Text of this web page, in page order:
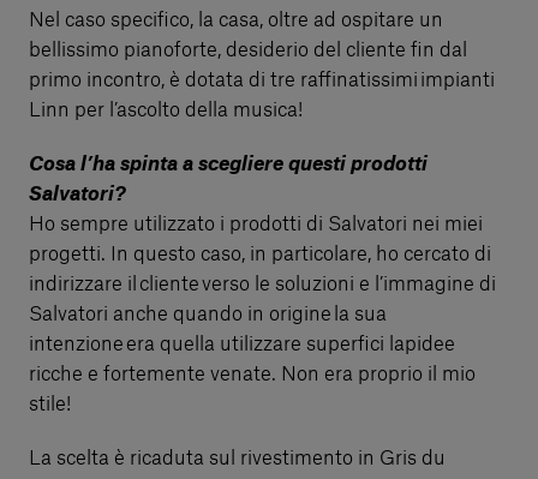
Nel caso specifico, la casa, oltre ad ospitare un
bellissimo pianoforte, desiderio del cliente fin dal
primo incontro, è dotata di tre raffinatissimi impianti
Linn per l’ascolto della musica!
Cosa l’ha spinta a scegliere questi prodotti
Salvatori?
Ho sempre utilizzato i prodotti di Salvatori nei miei
progetti. In questo caso, in particolare, ho cercato di
indirizzare il cliente verso le soluzioni e l’immagine di
Salvatori anche quando in origine la sua
intenzione era quella utilizzare superfici lapidee
ricche e fortemente venate. Non era proprio il mio
stile!
La scelta è ricaduta sul rivestimento in Gris du